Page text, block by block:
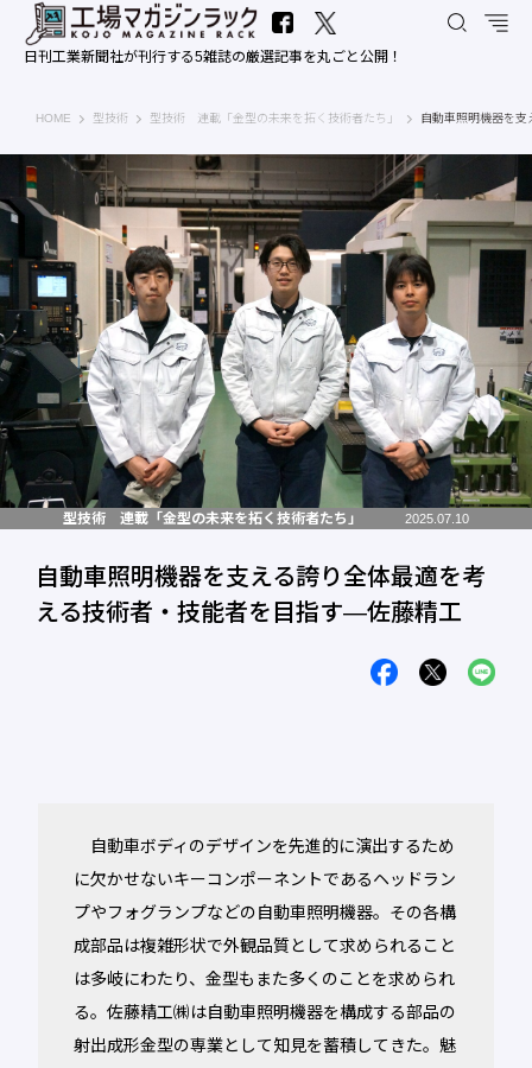
日刊工業新聞社が刊行する5雑誌の厳選記事を丸ごと公開！
HOME 工場マガジンラック｜日刊工業新聞社
型技術 型技術 連載「金型の未来を拓く技術者たち」 自動車照明機器を
型技術 連載「金型の未来を拓く技術者たち」 2025.07.10
自動車照明機器を支える誇り全体最適を考
える技術者・技能者を目指す―佐藤精工
自動車ボディのデザインを先進的に演出するため
に欠かせないキーコンポーネントであるヘッドラン
プやフォグランプなどの自動車照明機器。その各構
成部品は複雑形状で外観品質として求められること
は多岐にわたり、金型もまた多くのことを求められ
る。佐藤精工㈱は自動車照明機器を構成する部品の
射出成形金型の専業として知見を蓄積してきた。魅